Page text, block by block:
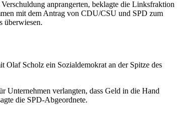
anprangerten, beklagte die Linksfraktion
mit dem Antrag von CDU/CSU und SPD zum
überwiesen.
Olaf Scholz ein Sozialdemokrat an der Spitze des
Unternehmen verlangten, dass Geld in die Hand
die SPD-Abgeordnete.